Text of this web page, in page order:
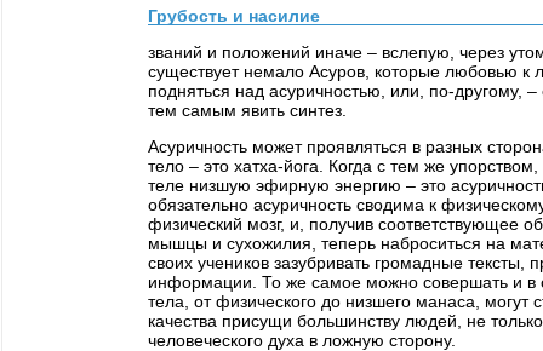
Грубость и насилие
званий и положений иначе – вслепую, через
существует немало Асуров, которые любовью к
подняться над асуричностью, или, по-другому,
тем самым явить синтез.
Асуричность может проявляться в разных
тело – это хатха-йога. Когда с тем же
теле низшую эфирную энергию – это
обязательно асуричность сводима к
физический мозг, и, получив соответствующее
мышцы и сухожилия, теперь наброситься на
своих учеников зазубривать громадные
информации. То же самое можно совершать и в
тела, от физического до низшего манаса, могут
качества присущи большинству людей, не
человеческого духа в ложную сторону.